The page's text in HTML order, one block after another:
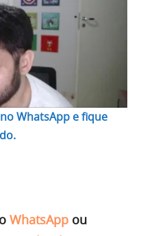
WhatsApp e fique
WhatsApp ou